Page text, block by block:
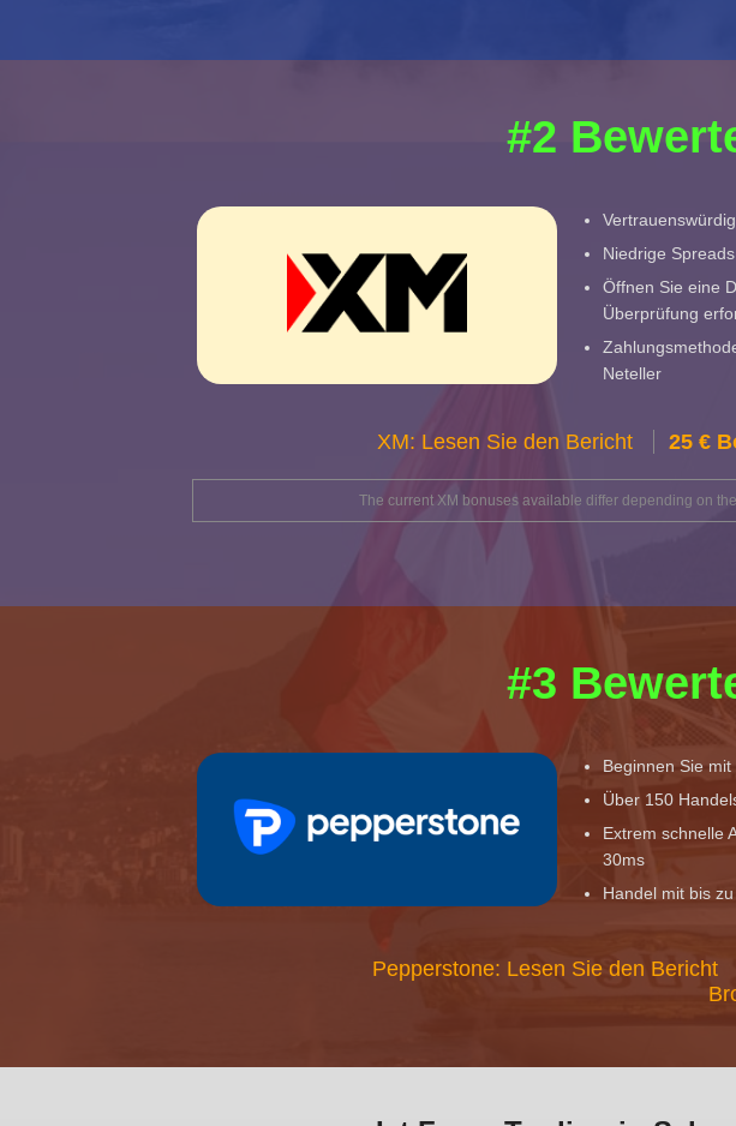
#2
Niedrige
Öffnen Sie eine
Überprüfung
Neteller
XM: Lesen Sie den Bericht 25 €
The current XM bonuses available differ depending on
#3
Beginnen Sie
Über 150
Extrem schnelle
30ms
Handel mit bis
Pepperstone: Lesen Sie den Bericht